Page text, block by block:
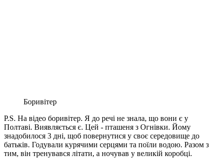
Боривітер
P.S. На відео боривітер. Я до речі не знала, що вони є у
Полтаві. Виявляється є. Цей - пташеня з Огнівки. Йому
знадобилося 3 дні, щоб повернутися у своє середовище до
батьків. Годували курячими серцями та поїли водою. Разом з
тим, він тренувався літати, а ночував у великій коробці.